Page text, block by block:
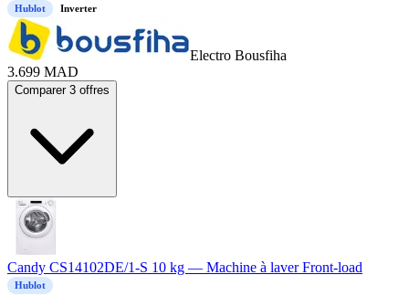
Hublot Inverter
Electro Bousfiha
3.699 MAD
Comparer 3 offres
Candy CS14102DE/1-S 10 kg — Machine à laver Front-load
Hublot